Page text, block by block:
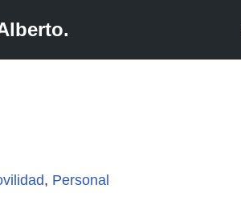
, Personal